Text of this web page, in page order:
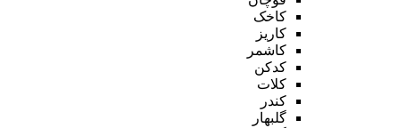
کاخک
کاریز
کاشمر
کدکن
کلات
کندر
گلبهار